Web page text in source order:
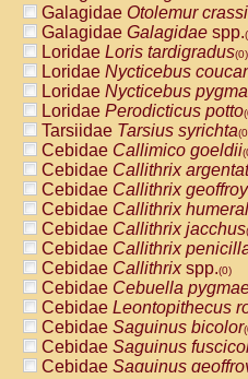
Galagidae Otolemur
Galagidae Galagidae spp.
Loridae Loris tardigradus(0)
Loridae Nycticebus
Loridae Nycticebus
Loridae Perodicticus potto
Tarsiidae Tarsius syrichta
Cebidae Callimico goeldii
Cebidae Callithrix
Cebidae Callithrix
Cebidae Callithrix
Cebidae Callithrix jacchus
Cebidae Callithrix
Cebidae Callithrixspp.(0)
Cebidae Cebuella
Cebidae Leontopithecus
Cebidae Saguinus bicolor
Cebidae Saguinus
Cebidae Saguinus